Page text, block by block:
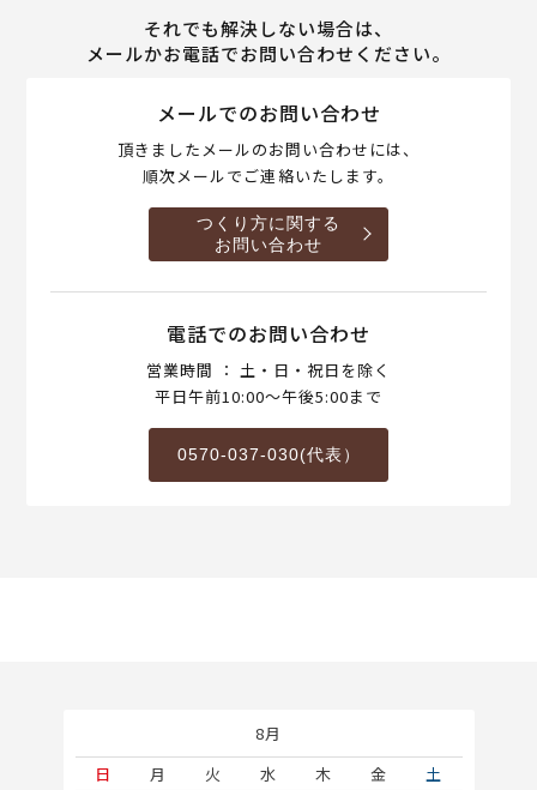
それでも解決しない場合は、
メールかお電話でお問い合わせください。
メールでのお問い合わせ
頂きましたメールのお問い合わせには、
順次メールでご連絡いたします。
つくり方に関する
お問い合わせ
電話でのお問い合わせ
営業時間 ： 土・日・祝日を除く
平日午前10:00～午後5:00まで
0570-037-030(代表）
8月
日
月 火 水 木 金
土